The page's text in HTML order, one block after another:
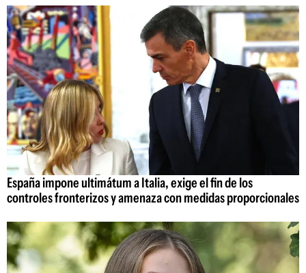
España impone ultimátum a Italia, exige el fin de los
controles fronterizos y amenaza con medidas proporcionales